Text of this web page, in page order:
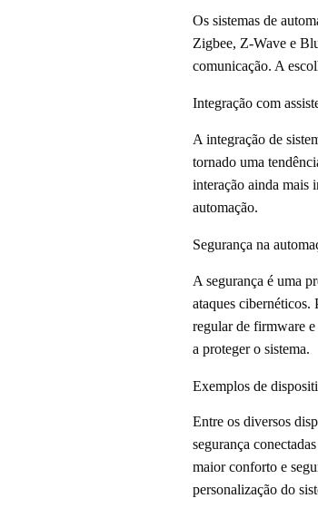
Os sistemas de
Zigbee, Z-Wave e
comunicação. A
Integração com
A integração de
tornado uma
interação ainda mais
automação.
Segurança na
A segurança é uma
ataques cibernéticos.
regular de firmware e
a proteger o sistema.
Exemplos de
Entre os diversos
segurança
maior conforto e
personalização do